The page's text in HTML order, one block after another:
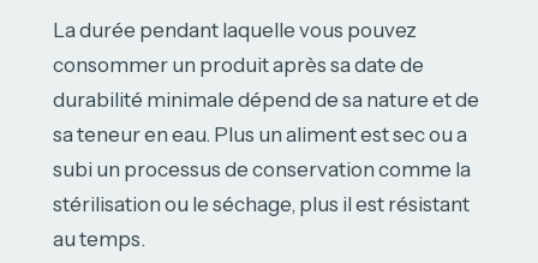
La durée pendant laquelle vous pouvez
consommer un produit après sa date de
durabilité minimale dépend de sa nature et de
sa teneur en eau. Plus un aliment est sec ou a
subi un processus de conservation comme la
stérilisation ou le séchage, plus il est résistant
au temps.